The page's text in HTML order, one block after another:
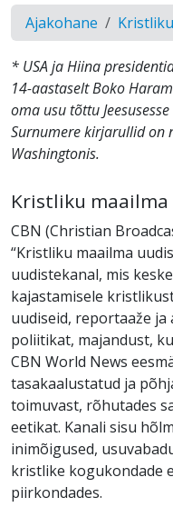
Ajakohane
* USA ja Hiina
14-aastaselt Boko
oma usu tõttu
Surnumere kirjarullid on
Washingtonis.
Kristliku maailma
CBN (Christian
“Kristliku maailma
uudistekanal, mis
kajastamisele
uudiseid, reportaaže ja
poliitikat, majandust,
CBN World News
tasakaalustatud ja
toimuvast, rõhutades
eetikat. Kanali sisu
inimõigused,
kristlike kogukondade
piirkondades.